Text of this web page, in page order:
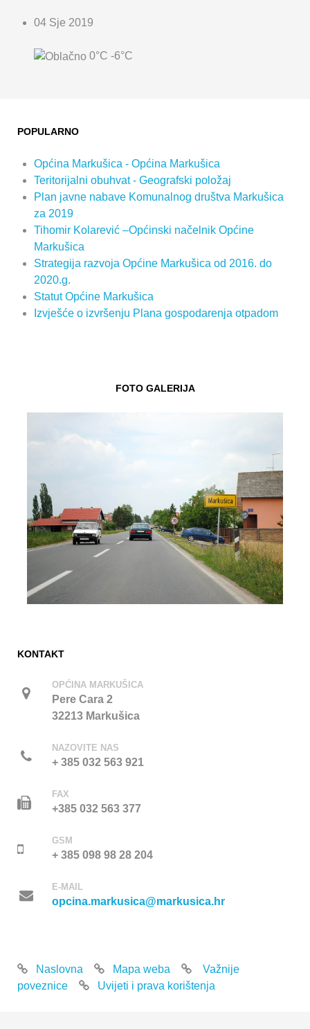
04 Sje 2019
0°C -6°C
POPULARNO
Općina Markušica - Općina Markušica
Teritorijalni obuhvat - Geografski položaj
Plan javne nabave Komunalnog društva Markušica
za 2019
Tihomir Kolarević –Općinski načelnik Općine
Markušica
Strategija razvoja Općine Markušica od 2016. do
2020.g.
Statut Općine Markušica
Izvješće o izvršenju Plana gospodarenja otpadom
FOTO GALERIJA
KONTAKT
OPĆINA MARKUŠICA
Pere Cara 2
32213 Markušica
NAZOVITE NAS
+ 385 032 563 921
FAX
+385 032 563 377
GSM
+ 385 098 98 28 204
E-MAIL
opcina.markusica@markusica.hr
Naslovna Mapa weba
Važnije
poveznice
Uvijeti i prava korištenja